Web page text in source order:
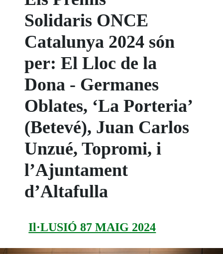
Solidaris ONCE
Catalunya 2024 són
per: El Lloc de la
Dona - Germanes
Oblates, ‘La Porteria’
(Betevé), Juan Carlos
Unzué, Topromi, i
l’Ajuntament
d’Altafulla
Il·LUSIÓ 87 MAIG 2024